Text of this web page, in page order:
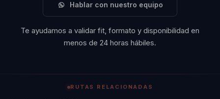
Hablar con nuestro equipo
Te ayudamos a validar fit, formato y disponibilidad en
menos de 24 horas hábiles.
RUTAS RELACIONADAS